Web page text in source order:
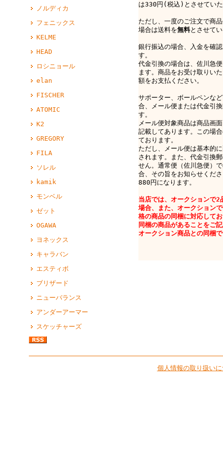
ノルディカ
フェニックス
KELME
HEAD
ロシニョール
elan
FISCHER
ATOMIC
K2
GREGORY
FILA
ソレル
kamik
モンベル
ゼット
OGAWA
ヨネックス
キャラバン
エスティボ
ブリザード
ニューバランス
アンダーアーマー
スケッチャーズ
は330円(税込)とさせてい
ただし、一度のご注文で商
場合は送料を無料とさせて
銀行振込の場合、入金を確
す。
代金引換の場合は、佐川
ます。商品をお受け取りい
額をお支払ください。
サポーター、ボールペンな
合、メール便または代金引
す。
メール便対象商品は商品画
記載してあります。この場
ております。
ただし、メール便は基本的
されます。また、代金引換
せん。通常便（佐川急便）
合、その旨をお知らせくだ
880円になります。
当店では、オークションで2
場合、また、オークション
格の商品の同梱に対応して
同梱の商品があることをご
オークション商品との同梱
個人情報の取り扱い